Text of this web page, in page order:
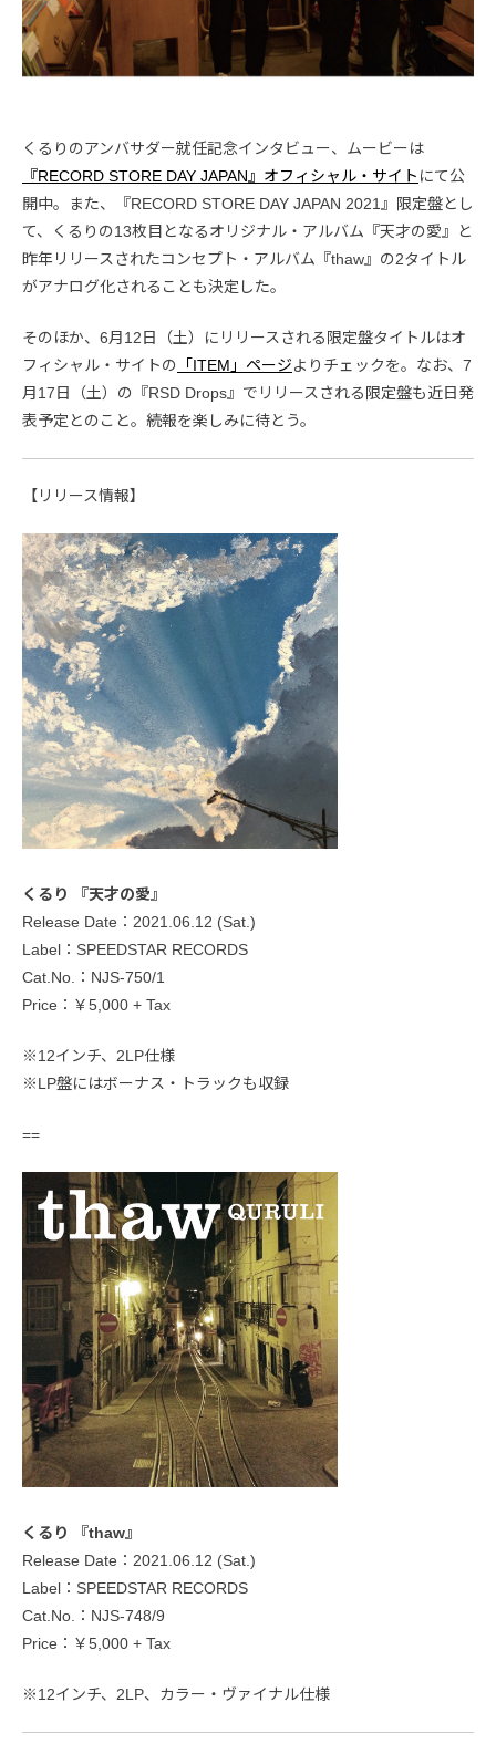
くるりのアンバサダー就任記念インタビュー、ムービーは
『RECORD STORE DAY JAPAN』オフィシャル・サイト にて公
開中。また、『RECORD STORE DAY JAPAN 2021』限定盤とし
て、くるりの13枚目となるオリジナル・アルバム『天才の愛』と
昨年リリースされたコンセプト・アルバム『thaw』の2タイトル
がアナログ化されることも決定した。
そのほか、6月12日（土）にリリースされる限定盤タイトルはオ
フィシャル・サイトの
「ITEM」ページよりチェックを。なお、7
月17日（土）の『RSD Drops』でリリースされる限定盤も近日発
表予定とのこと。続報を楽しみに待とう。
【リリース情報】
くるり 『天才の愛』
Release Date：2021.06.12 (Sat.)
Label：SPEEDSTAR RECORDS
Cat.No.：NJS-750/1
Price：￥5,000 + Tax
※12インチ、2LP仕様
※LP盤にはボーナス・トラックも収録
==
くるり 『thaw』
Release Date：2021.06.12 (Sat.)
Label：SPEEDSTAR RECORDS
Cat.No.：NJS-748/9
Price：￥5,000 + Tax
※12インチ、2LP、カラー・ヴァイナル仕様